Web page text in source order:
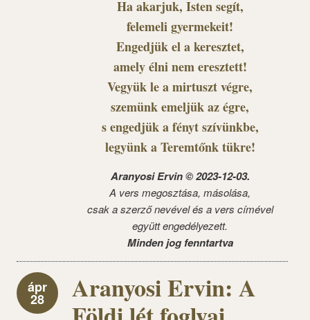
Ha akarjuk, Isten segít,
felemeli gyermekeit!
Engedjük el a keresztet,
amely élni nem eresztett!
Vegyük le a mirtuszt végre,
szemünk emeljük az égre,
s engedjük a fényt szívünkbe,
legyünk a Teremtőnk tükre!
Aranyosi Ervin © 2023-12-03.
A vers megosztása, másolása,
csak a szerző nevével és a vers címével
együtt engedélyezett.
Minden jog fenntartva
ápr
28
Aranyosi Ervin: A